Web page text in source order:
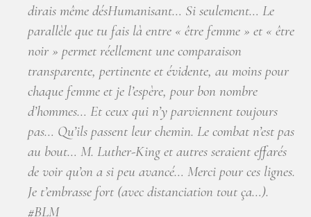
dirais même désHumanisant… Si seulement… Le
parallèle que tu fais là entre « être femme » et « être
noir » permet réellement une comparaison
transparente, pertinente et évidente, au moins pour
chaque femme et je l’espère, pour bon nombre
d’hommes… Et ceux qui n’y parviennent toujours
pas… Qu’ils passent leur chemin. Le combat n’est pas
au bout… M. Luther-King et autres seraient effarés
de voir qu’on a si peu avancé… Merci pour ces lignes.
Je t’embrasse fort (avec distanciation tout ça…).
#BLM